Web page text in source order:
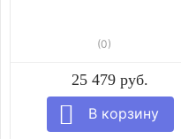
(0)
25 479 руб.